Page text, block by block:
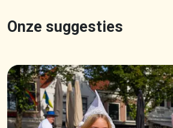
Onze suggesties